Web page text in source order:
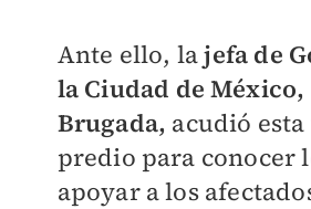
Ante ello, lajefa de
la Ciudad de México,
Brugada, acudió
predio para conocer
apoyar a los